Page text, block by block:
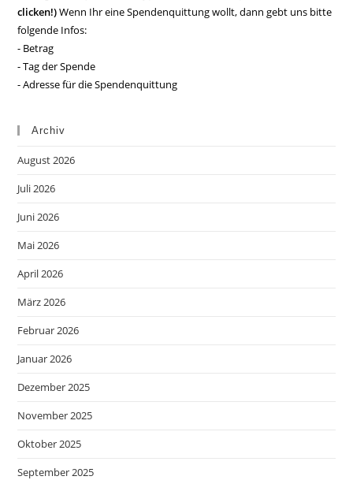
clicken!)Wenn Ihr eine Spendenquittung wollt, dann gebt uns bitte
folgende Infos:
- Betrag
- Tag der Spende
- Adresse für die Spendenquittung
Archiv
August 2026
Juli 2026
Juni 2026
Mai 2026
April 2026
März 2026
Februar 2026
Januar 2026
Dezember 2025
November 2025
Oktober 2025
September 2025